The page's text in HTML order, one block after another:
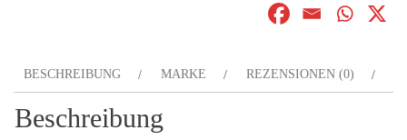
BESCHREIBUNG MARKE REZENSIONEN (0)
Beschreibung